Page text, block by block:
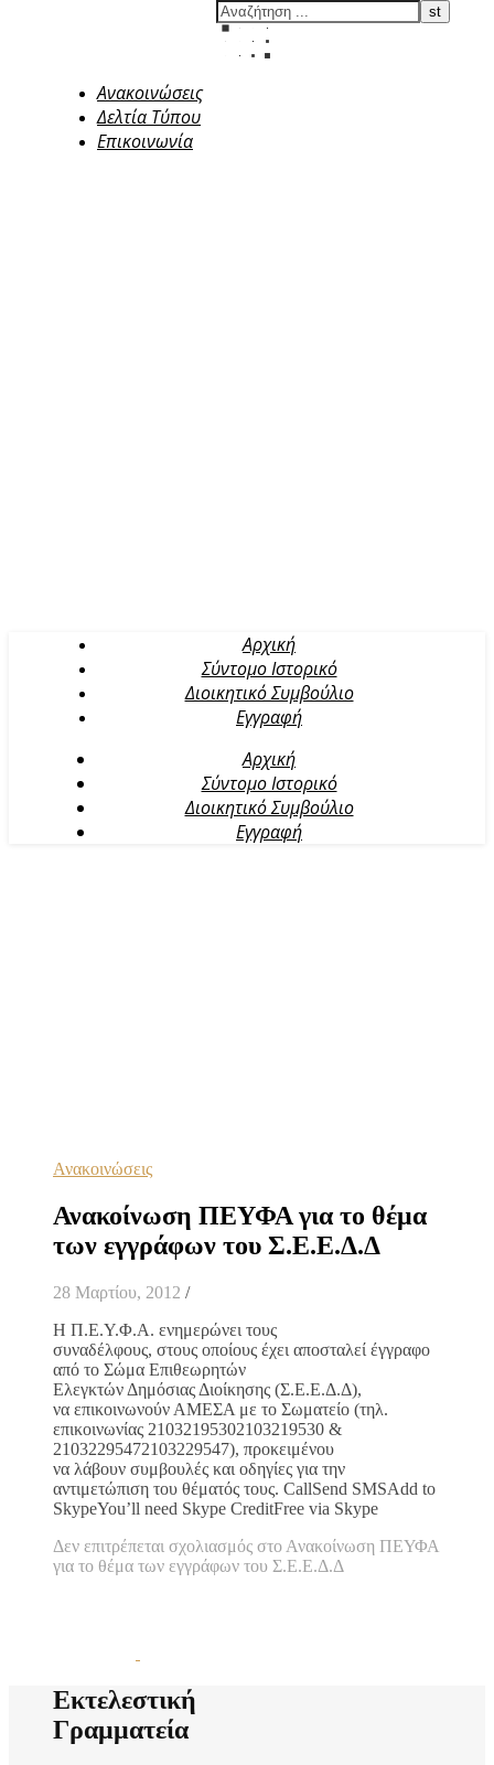
Ανακοινώσεις
Δελτία Τύπου
Επικοινωνία
Αρχική
Σύντομο Ιστορικό
Διοικητικό Συμβούλιο
Εγγραφή
Αρχική
Σύντομο Ιστορικό
Διοικητικό Συμβούλιο
Εγγραφή
Ανακοινώσεις
Ανακοίνωση ΠΕΥΦΑ για το θέμα
των εγγράφων του Σ.Ε.Ε.Δ.Δ
28 Μαρτίου, 2012 /
Η Π.Ε.Υ.Φ.Α. ενημερώνει τους
συναδέλφους, στους οποίους έχει αποσταλεί έγγραφο
από το Σώμα Επιθεωρητών
Ελεγκτών Δημόσιας Διοίκησης (Σ.Ε.Ε.Δ.Δ),
να επικοινωνούν ΑΜΕΣΑ με το Σωματείο (τηλ.
επικοινωνίας 21032195302103219530 &
21032295472103229547), προκειμένου
να λάβουν συμβουλές και οδηγίες για την
αντιμετώπιση του θέματός τους. CallSend SMSAdd to
SkypeYou’ll need Skype CreditFree via Skype
Δεν επιτρέπεται σχολιασμός στο Ανακοίνωση ΠΕΥΦΑ
για το θέμα των εγγράφων του Σ.Ε.Ε.Δ.Δ
Εκτελεστική
Γραμματεία